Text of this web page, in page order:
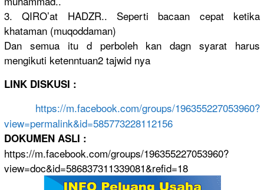
3. QIRO’at HADZR.. Seperti bacaan cepat ketika
khataman (muqoddaman)
Dan semua itu d perboleh kan dagn syarat harus
mengikuti ketenntuan2 tajwid nya
LINK DISKUSI :
https://m.facebook.com/groups/196355227053960?
view=permalink&id=585773228112156
DOKUMEN ASLI :
https://m.facebook.com/groups/196355227053960?
view=doc&id=586837311339081&refid=18